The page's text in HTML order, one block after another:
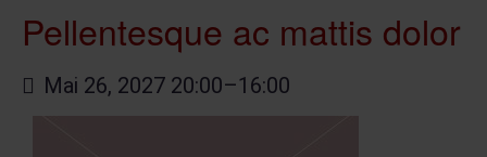
Pellentesque ac mattis dolor
Mai 26, 2027 20:00–16:00